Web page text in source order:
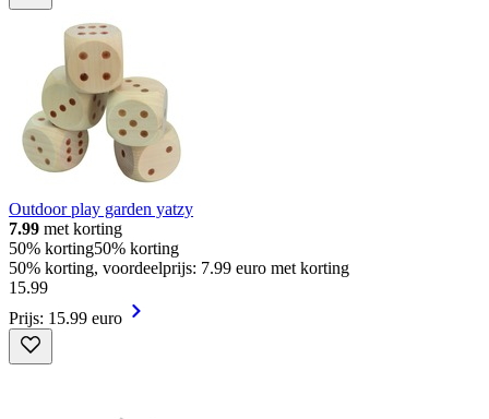
Outdoor play garden yatzy
7.99 met korting
50% korting50% korting
50% korting, voordeelprijs: 7.99 euro met korting
15.99
Prijs: 15.99 euro